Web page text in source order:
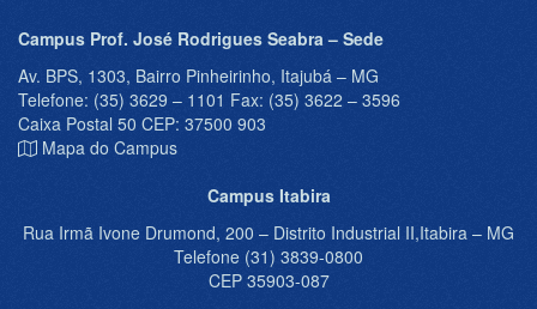
Campus Prof. José Rodrigues Seabra – Sede
Av. BPS, 1303, Bairro Pinheirinho, Itajubá – MG
Telefone: (35) 3629 – 1101 Fax: (35) 3622 – 3596
Caixa Postal 50 CEP: 37500 903
Mapa do Campus
Campus Itabira
Rua Irmã Ivone Drumond, 200 – Distrito Industrial II,Itabira – MG
Telefone (31) 3839-0800
CEP 35903-087